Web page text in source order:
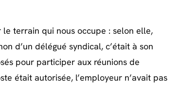
terrain qui nous occupe : selon elle,
d’un délégué syndical, c’était à son
pour participer aux réunions de
était autorisée, l’employeur n’avait pas